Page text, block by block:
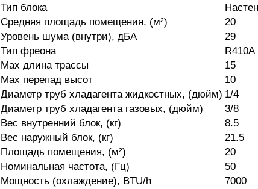
Тип блока
Средняя площадь помещения, (м²)
20
Уровень шума (внутри), дБА
29
Тип фреона
R410A
Мах длина трассы
15
Мах перепад высот
10
Диаметр труб хладагента жидкостных, (дюйм) 1/4
Диаметр труб хладагента газовых, (дюйм)
3/8
Вес внутренний блок, (кг)
8.5
Вес наружный блок, (кг)
21.5
Площадь помещения, (м²)
20
Номинальная частота, (Гц)
50
Мощность (охлаждение), BTU/h
7000